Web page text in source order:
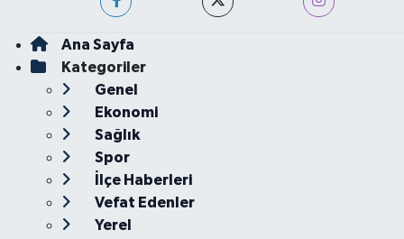
Ana Sayfa
Kategoriler
Genel
Ekonomi
Sağlık
Spor
İlçe Haberleri
Vefat Edenler
Yerel